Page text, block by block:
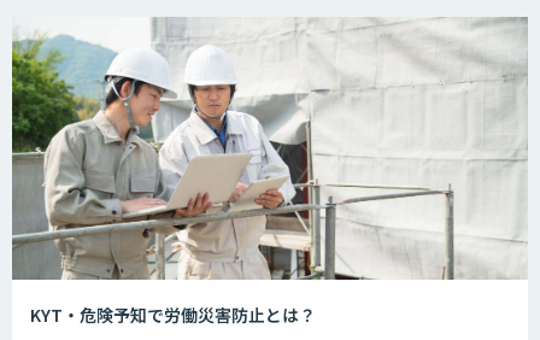
KYT・危険予知で労働災害防止とは？